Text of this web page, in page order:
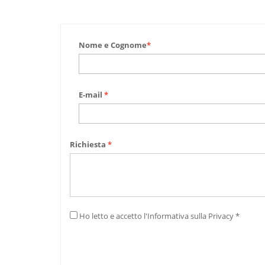
Nome e Cognome*
E-mail *
Richiesta *
Ho letto e accetto l'Informativa sulla Privacy *